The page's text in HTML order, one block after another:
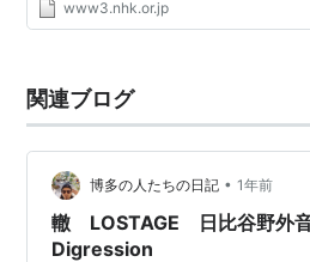
www3.nhk.or.jp
関連ブログ
博多の人たちの日記 • 1年前
轍 LOSTAGE 日比谷野外
Digression